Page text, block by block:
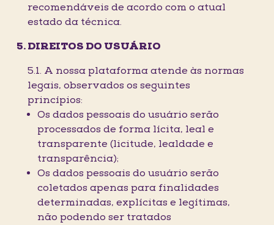
recomendáveis de acordo com o atual
estado da técnica.
DIREITOS DO USUÁRIO
5.1. A nossa plataforma atende às normas
legais, observados os seguintes
princípios:
Os dados pessoais do usuário serão
processados de forma lícita, leal e
transparente (licitude, lealdade e
transparência);
Os dados pessoais do usuário serão
coletados apenas para finalidades
determinadas, explícitas e legítimas,
não podendo ser tratados